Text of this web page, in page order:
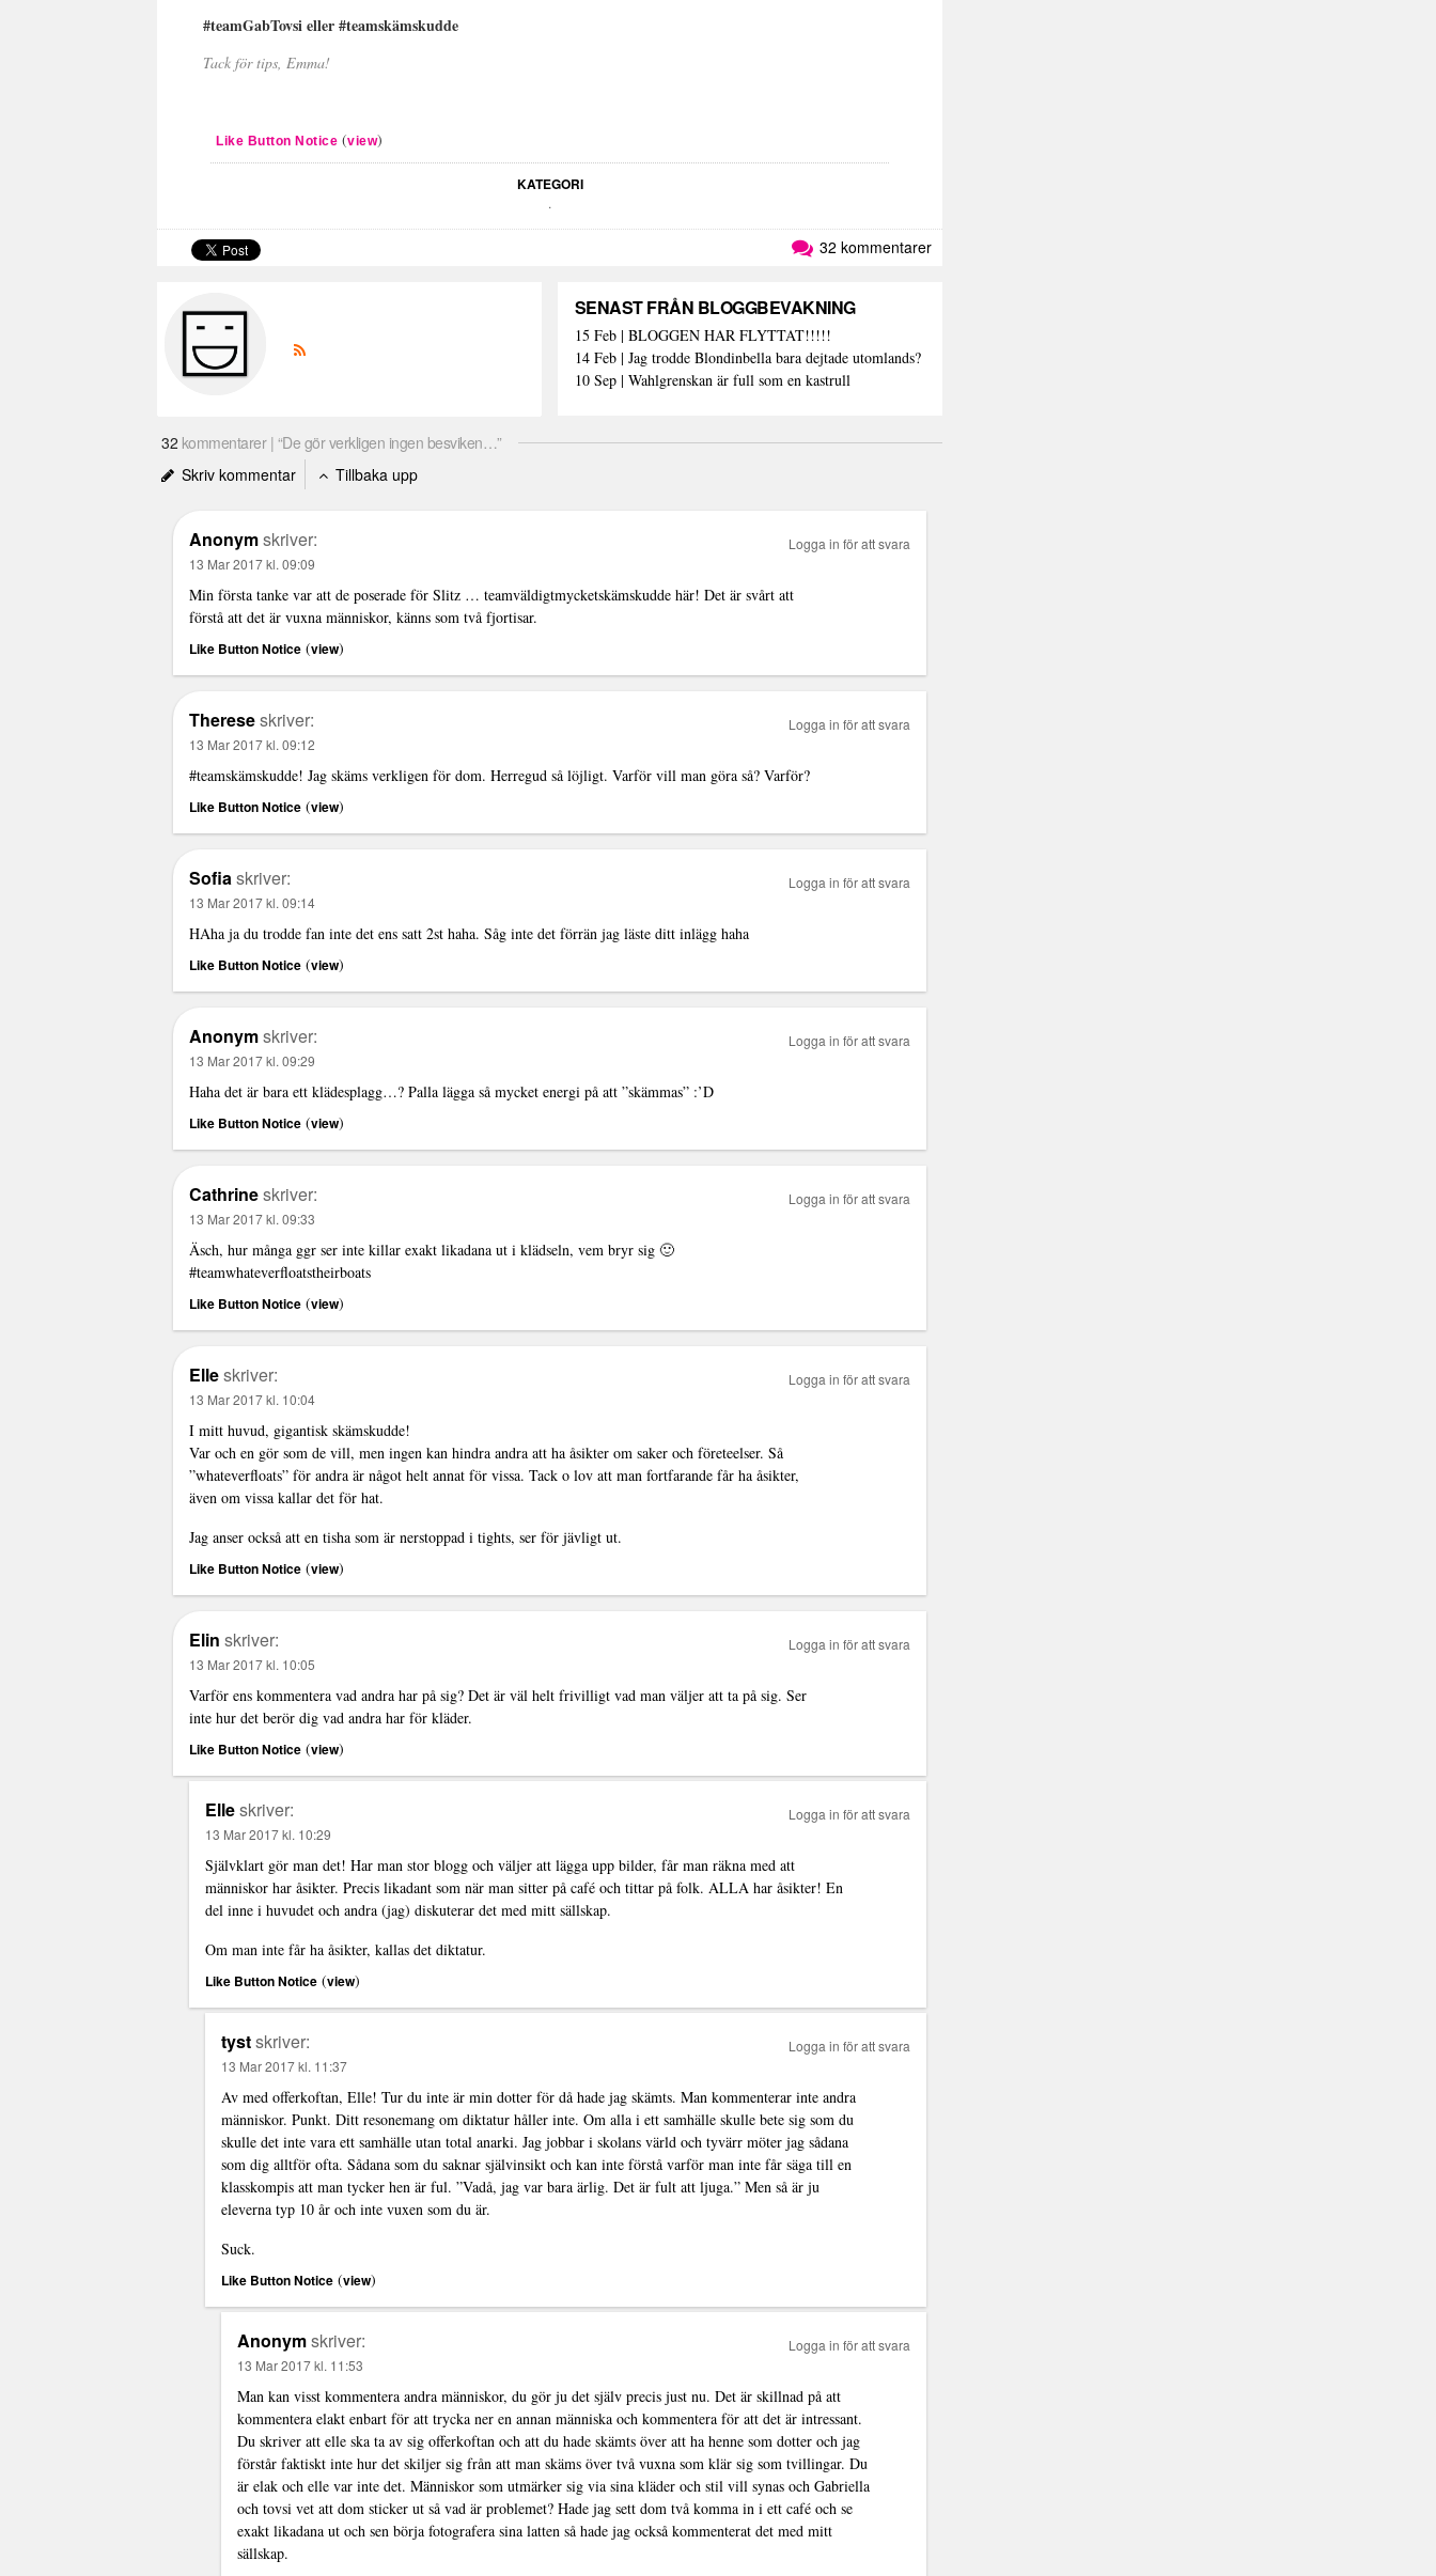
#teamGabTovsi eller #teamskämskudde
Tack för tips, Emma!
Like Button Notice (view)
KATEGORI
.
32 kommentarer
SENAST FRÅN BLOGGBEVAKNING
15 Feb | BLOGGEN HAR FLYTTAT!!!!!
14 Feb | Jag trodde Blondinbella bara dejtade utomlands?
10 Sep | Wahlgrenskan är full som en kastrull
32 kommentarer | “De gör verkligen ingen besviken…”
Skriv kommentar
Tillbaka upp
Anonymskriver:
13 Mar 2017 kl. 09:09
Min första tanke var att de poserade för Slitz … teamväldigtmycketskämskudde här! Det är svårt att
förstå att det är vuxna människor, känns som två fjortisar.
Like Button Notice (view)
Logga in för att svara
Thereseskriver:
13 Mar 2017 kl. 09:12
#teamskämskudde! Jag skäms verkligen för dom. Herregud så löjligt. Varför vill man göra så? Varför?
Like Button Notice (view)
Logga in för att svara
Sofiaskriver:
13 Mar 2017 kl. 09:14
HAha ja du trodde fan inte det ens satt 2st haha. Såg inte det förrän jag läste ditt inlägg haha
Like Button Notice (view)
Logga in för att svara
Anonymskriver:
13 Mar 2017 kl. 09:29
Haha det är bara ett klädesplagg…? Palla lägga så mycket energi på att ”skämmas” :’D
Like Button Notice (view)
Logga in för att svara
Cathrineskriver:
13 Mar 2017 kl. 09:33
Äsch, hur många ggr ser inte killar exakt likadana ut i klädseln, vem bryr sig 🙂
#teamwhateverfloatstheirboats
Like Button Notice (view)
Logga in för att svara
Elleskriver:
13 Mar 2017 kl. 10:04
I mitt huvud, gigantisk skämskudde!
Var och en gör som de vill, men ingen kan hindra andra att ha åsikter om saker och företeelser. Så
”whateverfloats” för andra är något helt annat för vissa. Tack o lov att man fortfarande får ha åsikter,
även om vissa kallar det för hat.
Jag anser också att en tisha som är nerstoppad i tights, ser för jävligt ut.
Like Button Notice (view)
Logga in för att svara
Elin skriver:
13 Mar 2017 kl. 10:05
Varför ens kommentera vad andra har på sig? Det är väl helt frivilligt vad man väljer att ta på sig. Ser
inte hur det berör dig vad andra har för kläder.
Like Button Notice (view)
Logga in för att svara
Elleskriver:
13 Mar 2017 kl. 10:29
Självklart gör man det! Har man stor blogg och väljer att lägga upp bilder, får man räkna med att
människor har åsikter. Precis likadant som när man sitter på café och tittar på folk. ALLA har åsikter! En
del inne i huvudet och andra (jag) diskuterar det med mitt sällskap.
Om man inte får ha åsikter, kallas det diktatur.
Like Button Notice (view)
Logga in för att svara
tystskriver:
13 Mar 2017 kl. 11:37
Av med offerkoftan, Elle! Tur du inte är min dotter för då hade jag skämts. Man kommenterar inte andra
människor. Punkt. Ditt resonemang om diktatur håller inte. Om alla i ett samhälle skulle bete sig som du
skulle det inte vara ett samhälle utan total anarki. Jag jobbar i skolans värld och tyvärr möter jag sådana
som dig alltför ofta. Sådana som du saknar självinsikt och kan inte förstå varför man inte får säga till en
klasskompis att man tycker hen är ful. ”Vadå, jag var bara ärlig. Det är fult att ljuga.” Men så är ju
eleverna typ 10 år och inte vuxen som du är.
Suck.
Like Button Notice (view)
Logga in för att svara
Anonymskriver:
13 Mar 2017 kl. 11:53
Man kan visst kommentera andra människor, du gör ju det själv precis just nu. Det är skillnad på att
kommentera elakt enbart för att trycka ner en annan människa och kommentera för att det är intressant.
Du skriver att elle ska ta av sig offerkoftan och att du hade skämts över att ha henne som dotter och jag
förstår faktiskt inte hur det skiljer sig från att man skäms över två vuxna som klär sig som tvillingar. Du
är elak och elle var inte det. Människor som utmärker sig via sina kläder och stil vill synas och Gabriella
och tovsi vet att dom sticker ut så vad är problemet? Hade jag sett dom två komma in i ett café och se
exakt likadana ut och sen börja fotografera sina latten så hade jag också kommenterat det med mitt
sällskap.
Logga in för att svara